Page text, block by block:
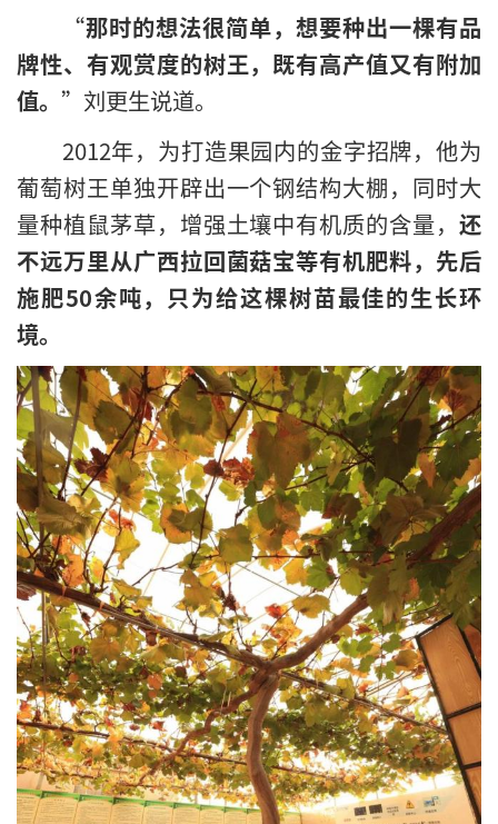
“那时的想法很简单，想要种出一棵有品
牌性、有观赏度的树王，既有高产值又有附加
值。 ”刘更生说道。
2012年，为打造果园内的金字招牌，他为
葡萄树王单独开辟出一个钢结构大棚，同时大
量种植鼠茅草，增强土壤中有机质的含量， 还
不远万里从广西拉回菌菇宝等有机肥料，先后
施肥50余吨，只为给这棵树苗最佳的生长环
境。